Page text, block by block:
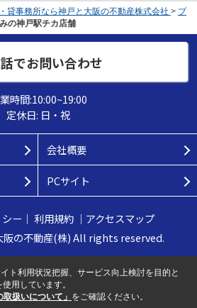
貸事務所なら神戸と大阪の不動産株式会社 > ブ
の神戸駅チカ店舗
でお問い合わせ
時間:10:00~19:00
定休日: 日・祝
会社概要
PCサイト
ー ｜ 利用規約｜ アクセスマップ
の不動産(株) All rights reserved.
ト利用状況把握、サービス向上検討を目的と
用しています。
取扱いについて」 をご確認ください。